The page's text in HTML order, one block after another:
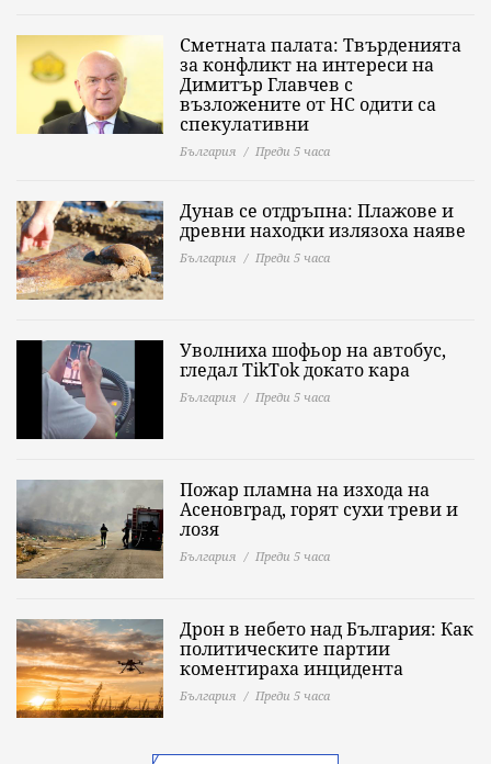
Сметната палата: Твърденията
за конфликт на интереси на
Димитър Главчев с
възложените от НС одити са
спекулативни
България Преди 5 часа
Дунав се отдръпна: Плажове и
древни находки излязоха наяве
България Преди 5 часа
Уволниха шофьор на автобус,
гледал TikTok докато кара
България Преди 5 часа
Пожар пламна на изхода на
Асеновград, горят сухи треви и
лозя
България Преди 5 часа
Дрон в небето над България: Как
политическите партии
коментираха инцидента
България Преди 5 часа